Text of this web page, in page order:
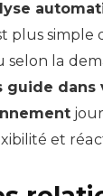
plus simple
selon la
guide dans
et